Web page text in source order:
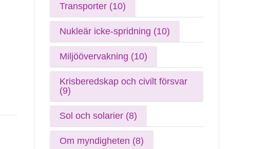
Transporter (10)
Nukleär icke-spridning (10)
Miljöövervakning (10)
Krisberedskap och civilt försvar
(9)
Sol och solarier (8)
Om myndigheten (8)